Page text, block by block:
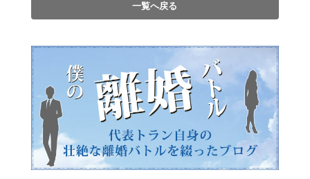
一覧へ戻る